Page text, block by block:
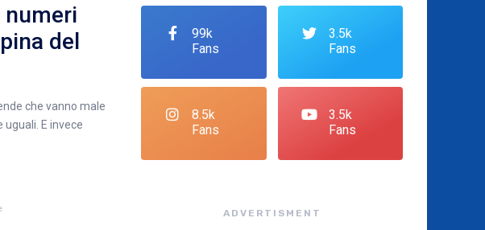
del
che vanno male
E invece
99k
Fans
3.5k
Fans
8.5k
Fans
3.5k
Fans
ADVERTISMENT